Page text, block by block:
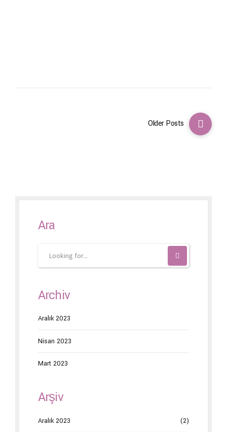
Older Posts
Ara
Archiv
Aralık 2023
Nisan 2023
Mart 2023
Arşiv
Aralık 2023 (2)